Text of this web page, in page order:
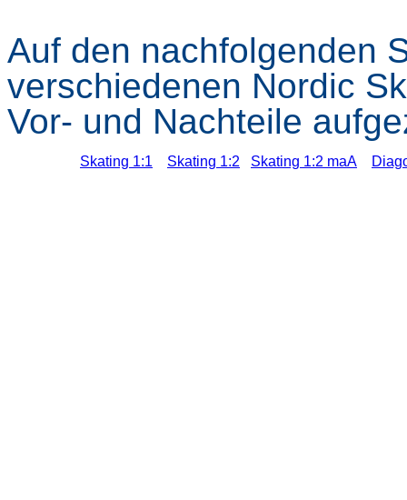
Auf den nachfolgenden
verschiedenen Nordic
Vor- und Nachteile
Skating 1:1 Skating 1:2 Skating 1:2 maA